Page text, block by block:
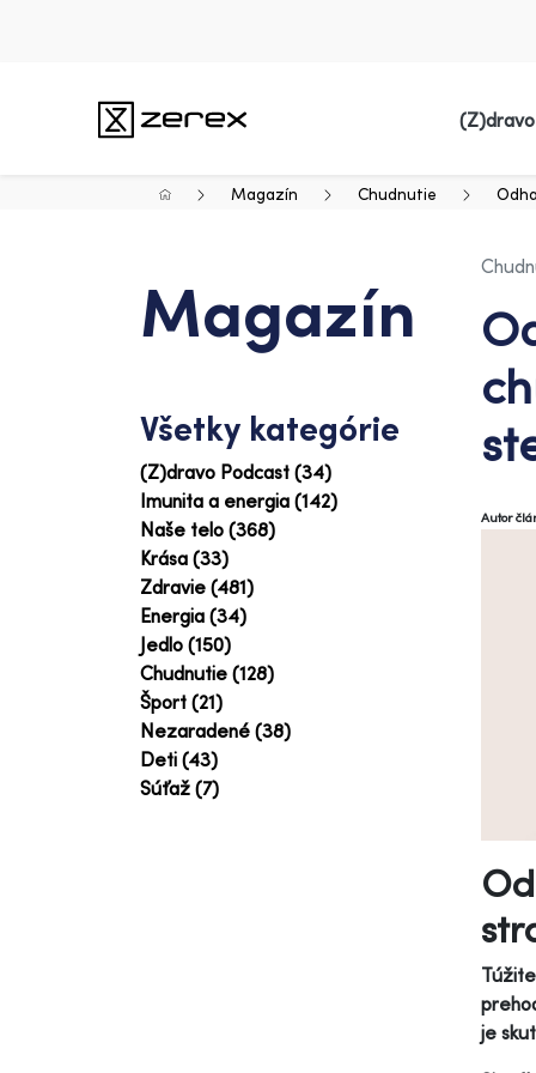
Magazín Chudnutie
Magazín
Všetky kategórie
(Z)dravo Podcast (34)
Imunita a energia (142)
Naše telo (368)
Krása (33)
Zdravie (481)
Energia (34)
Jedlo (150)
Chudnutie (128)
Šport (21)
Nezaradené (38)
Deti (43)
Súťaž (7)
Autor
je